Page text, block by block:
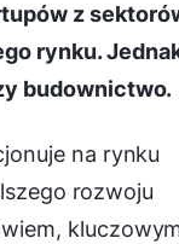
z
rynku.
budownictwo.
na rynku
rozwoju